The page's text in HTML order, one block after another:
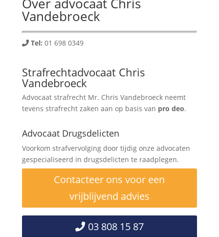
Vandebroeck
Tel: 01 698 0349
Strafrechtadvocaat Chris
Vandebroeck
Advocaat strafrecht Mr. Chris Vandebroeck neemt
tevens strafrecht zaken aan op basis van pro deo.
Advocaat Drugsdelicten
Voorkom strafvervolging door tijdig onze advocaten
gespecialiseerd in drugsdelicten te raadplegen.
Contacteer ons voor een
vrijblijvend advies
03 808 15 87